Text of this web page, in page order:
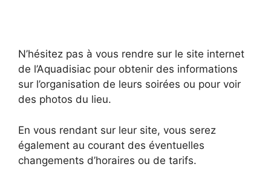
N’hésitez pas à vous rendre sur le site internet
de l’Aquadisiac pour obtenir des informations
sur l’organisation de leurs soirées ou pour voir
des photos du lieu.
En vous rendant sur leur site, vous serez
également au courant des éventuelles
changements d’horaires ou de tarifs.